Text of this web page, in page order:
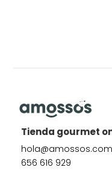
Tienda gourmet
hola@amossos.com
656 616 929